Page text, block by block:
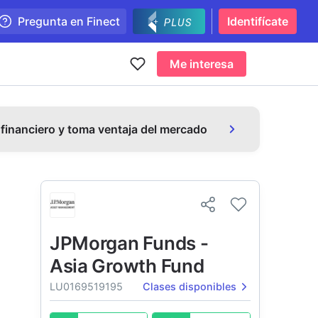
Pregunta en Finect Identifícate
Me interesa
y toma ventaja del mercado
JPMorgan Funds -
Asia Growth Fund
LU0169519195 Clases disponibles